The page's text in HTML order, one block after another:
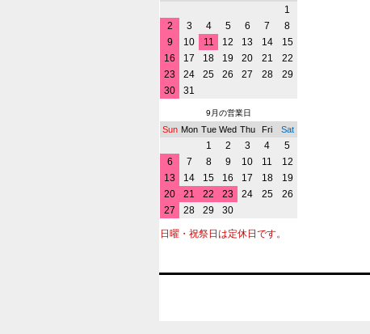
1
2
3 4 5 6 7
8
9
10 11 12 13 14
15
16
17 18 19 20 21
22
23
24 25 26 27 28
29
30
31
9月の営業日
Sun Mon Tue Wed Thu Fri Sat
1 2 3 4
5
6
7 8 9 10 11
12
13
14 15 16 17 18
19
20
21 22 23 24 25
26
27
28 29 30
日曜・祝祭日は定休日です。